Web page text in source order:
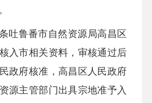
吐鲁番市自然资源 局高昌区
入市相关资料，审核通过后
政府核准， 高昌区 人民政府
源主管部门出具宗地准予入